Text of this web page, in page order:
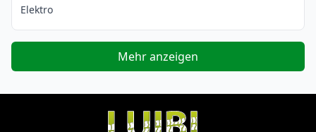
Elektro
Mehr anzeigen